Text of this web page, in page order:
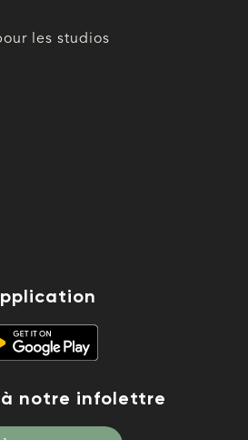
les studios
notre infolettre